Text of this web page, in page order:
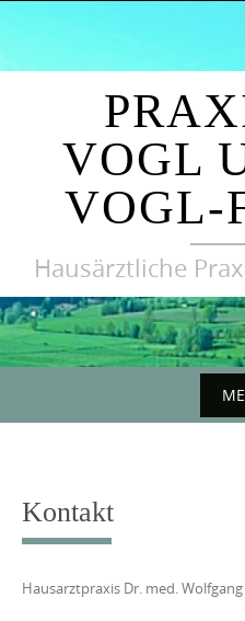
content
VOGL
VOGL-
Hausärztliche
content
Kontakt
Hausarztpraxis Dr. med.